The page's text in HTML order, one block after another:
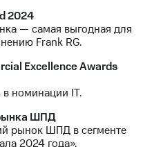
2024
— самая выгодная для
Frank RG.
Excellence Awards
номинации IT.
ШПД
рынок ШПД в сегменте
2024 года».